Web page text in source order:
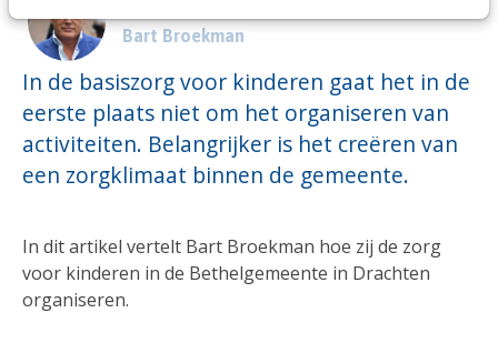
Bart Broekman
In de basiszorg voor kinderen gaat het in de
eerste plaats niet om het organiseren van
activiteiten. Belangrijker is het creëren van
een zorgklimaat binnen de gemeente.
In dit artikel vertelt Bart Broekman hoe zij de zorg
voor kinderen in de Bethelgemeente in Drachten
organiseren.